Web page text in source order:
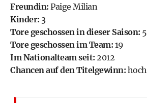
Freundin: Paige Milian
Kinder: 3
Tore geschossen in dieser Saison: 5
Tore geschossen im Team: 19
Im Nationalteam seit: 2012
Chancen auf den Titelgewinn: hoch